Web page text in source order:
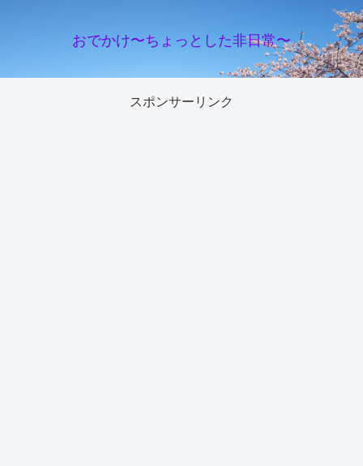
おでかけ〜ちょっとした非日常〜
スポンサーリンク